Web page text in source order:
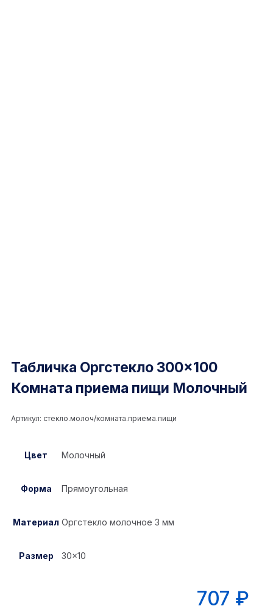
Табличка Оргстекло 300×100
Комната приема пищи Молочный
Артикул: стекло.молоч/комната.приема.пищи
Цвет Молочный
Форма Прямоугольная
Материал Оргстекло молочное 3 мм
Размер 30×10
707 ₽